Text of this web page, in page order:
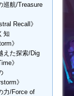
巡航/Treasure
Recall》
知
》
えた探索/Dig
》
》
力/Force of